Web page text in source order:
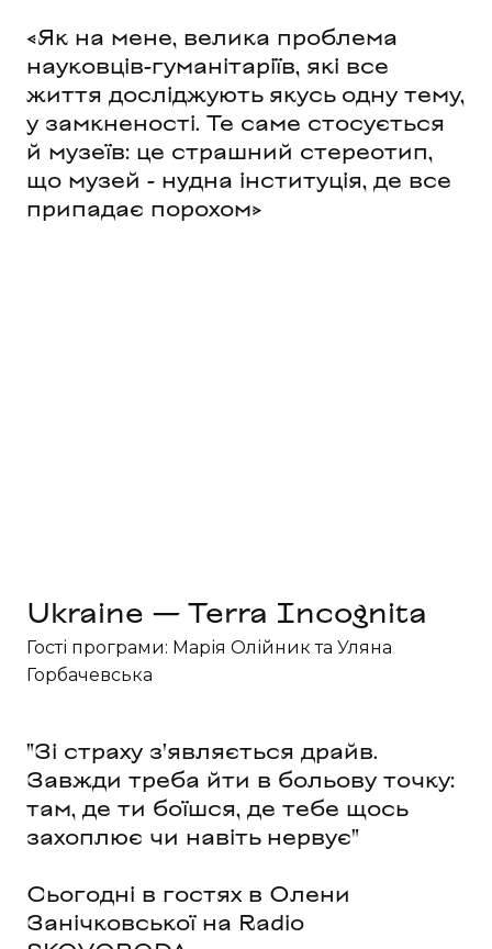
«Як на мене, велика проблема
науковців-гуманітаріїв, які все
життя досліджують якусь одну тему,
у замкненості. Те саме стосується
й музеїв: це страшний стереотип,
що музей - нудна інституція, де все
припадає порохом»
Ukraine — Terra Incognita
Гості програми: Марія Олійник та Уляна
Горбачевська
"Зі страху з'являється драйв.
Завжди треба йти в больову точку:
там, де ти боїшся, де тебе щось
захоплює чи навіть нервує"
Сьогодні в гостях в Олени
Занічковської на Radio